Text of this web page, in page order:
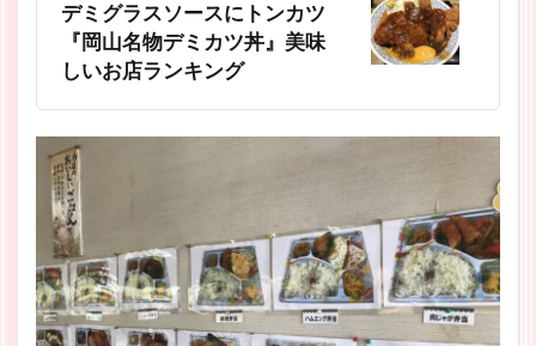
デミグラスソースにトンカツ
『岡山名物デミカツ丼』美味
しいお店ランキング